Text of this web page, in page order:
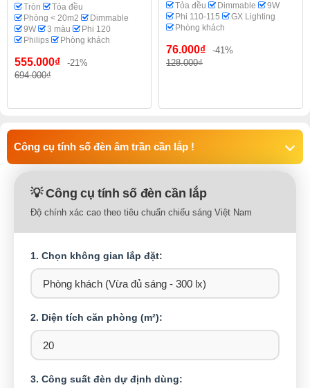
Tròn
Tỏa đều
Phòng < 20m2
Dimmable
9W
3 màu
Phi 120
Philips
Phòng khách
555.000₫
-21%
694.000₫
Tỏa đều
Dimmable
9W
Phi 110-115
GX Lighting
Phòng khách
76.000₫
-41%
128.000₫
Công cụ tính số đèn âm trần cần lắp !
💡 Công cụ tính số đèn cần lắp
Độ chính xác cao theo tiêu chuẩn chiếu sáng Việt Nam
1. Chọn không gian lắp đặt:
2. Diện tích căn phòng (m²):
3. Công suất đèn dự định dùng: